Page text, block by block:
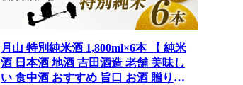
月山 特別純米酒 1,800ml×6本 【 純米
酒 日本酒 地酒 吉田酒造 老舗 美味し
い 食中酒 おすすめ 旨口 お酒 贈り物